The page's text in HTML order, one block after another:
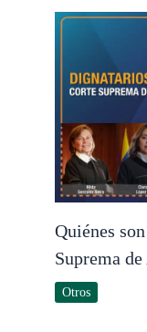
Quiénes
Suprema
Otros